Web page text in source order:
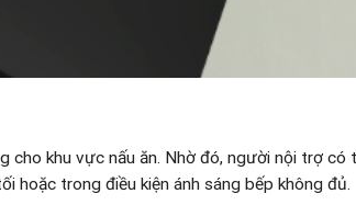
cho khu vực nấu ăn. Nhờ đó, người nội trợ có
hoặc trong điều kiện ánh sáng bếp không đủ.